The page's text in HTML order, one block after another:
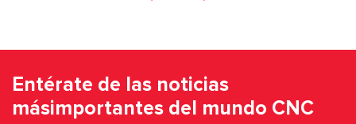
Entérate de las noticias
másimportantes del mundo CNC